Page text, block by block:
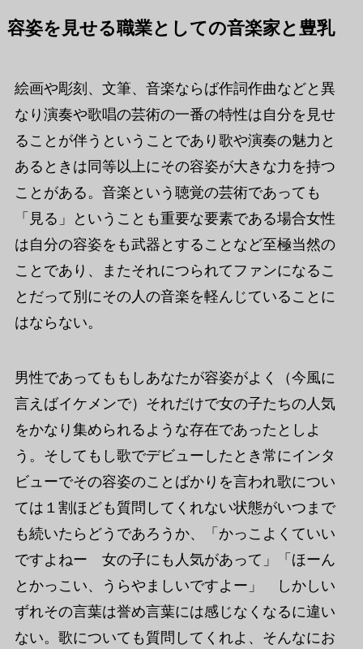
容姿を見せる職業としての音楽家と豊乳
絵画や彫刻、文筆、音楽ならば作詞作曲などと異
なり演奏や歌唱の芸術の一番の特性は自分を見せ
ることが伴うということであり歌や演奏の魅力と
あるときは同等以上にその容姿が大きな力を持つ
ことがある。音楽という聴覚の芸術であっても
「見る」ということも重要な要素である場合女性
は自分の容姿をも武器とすることなど至極当然の
ことであり、またそれにつられてファンになるこ
とだって別にその人の音楽を軽んじていることに
はならない。
男性であってももしあなたが容姿がよく（今風に
言えばイケメンで）それだけで女の子たちの人気
をかなり集められるような存在であったとしよ
う。そしてもし歌でデビューしたとき常にインタ
ビューでその容姿のことばかりを言われ歌につい
ては１割ほども質問してくれない状態がいつまで
も続いたらどうであろうか、「かっこよくていい
ですよねー 女の子にも人気があって」「ほーん
とかっこい、うらやましいですよー」 しかしい
ずれその言葉は誉め言葉には感じなくなるに違い
ない。歌についても質問してくれよ、そんなにお